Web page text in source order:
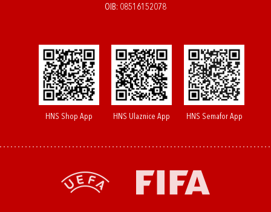
OIB: 08516152078
HNS Shop App HNS Ulaznice App HNS Semafor App